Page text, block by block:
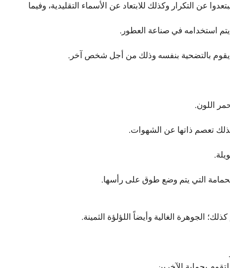
عن التكرار وكذلك للابتعاد عن الأسماء التقليدية، وفيما
استخدامه في صناعة العطور.
يقوم بالتضحية بنفسه وذلك من أجل شخص آخر.
اللون.
تعصم ذاتها عن الشهوات.
التي يتم وضع طوق على رأسها.
الجوهرة الغالية وأيضاً اللؤلؤة الثمينة.